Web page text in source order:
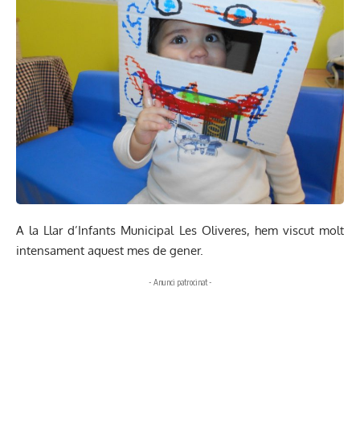
A la Llar d’Infants Municipal Les Oliveres, hem viscut molt
intensament aquest mes de gener.
- Anunci patrocinat -